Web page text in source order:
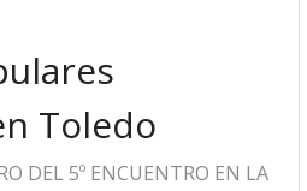
Toledo
DEL 5º ENCUENTRO EN LA